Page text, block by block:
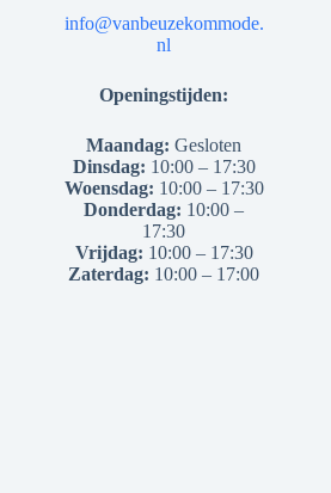
info@vanbeuzekommode.
nl
Openingstijden:
Maandag: Gesloten
Dinsdag: 10:00 – 17:30
Woensdag: 10:00 – 17:30
Donderdag: 10:00 –
17:30
Vrijdag: 10:00 – 17:30
Zaterdag: 10:00 – 17:00